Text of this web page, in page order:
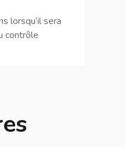
lorsqu’il sera
contrôle